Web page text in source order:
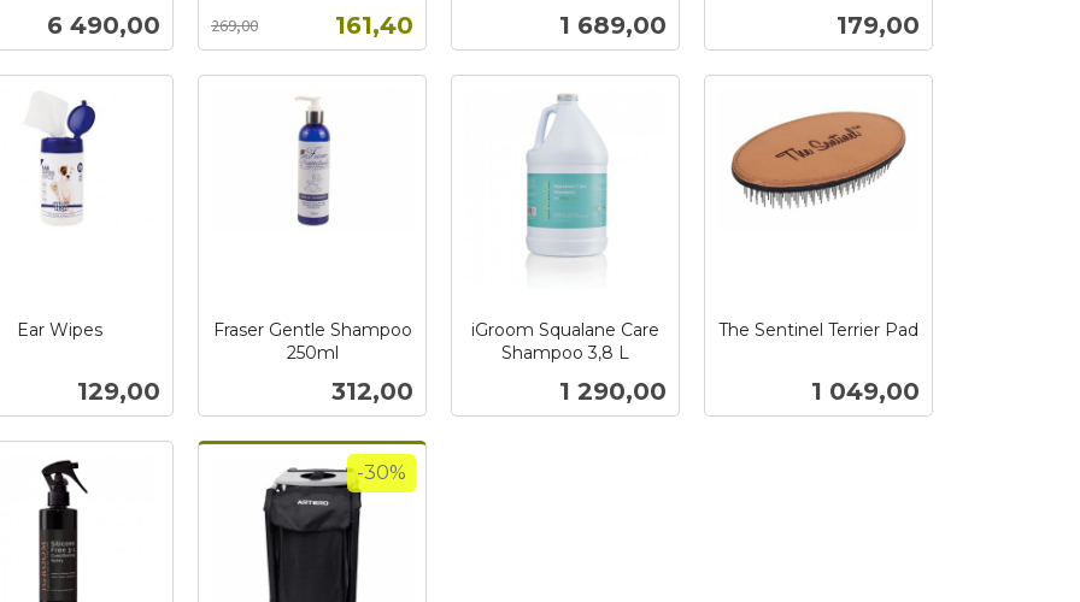
Pris
6 490,00
Kjøp
Tilbud
161,40
269,00
mva.
Kjøp
Pris
1 689,00
Kjøp
Pris
179,00
Ear Wipes
Pris
129,00
Kjøp
Fraser Gentle Shampoo
250ml
Pris
312,00
Kjøp
iGroom Squalane Care
Shampoo 3,8 L
Pris
1 290,00
The Sentinel Terrier Pad
Pris
1 049,00
-30%